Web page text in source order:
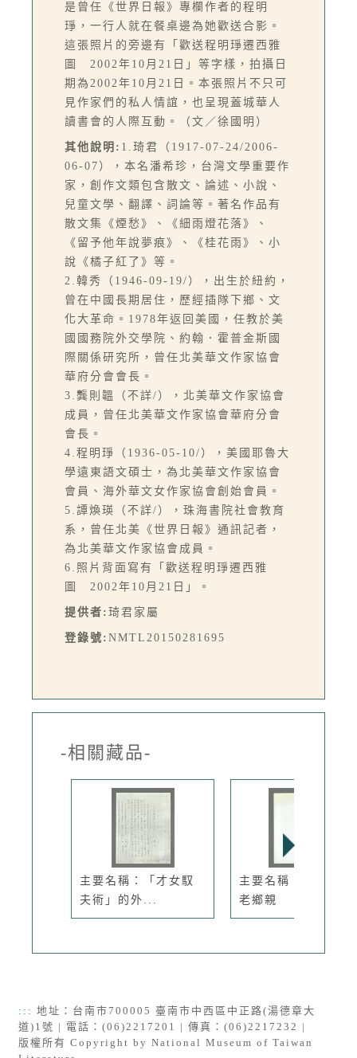
是曾任《世界日報》專欄作者的程明
琤，一行人就在餐桌邊為她歡送合影。
這張照片的旁邊有「歡送程明琤遷西雅
圖 2002年10月21日」等字樣，拍攝日
期為2002年10月21日。本張照片不只可
見作家們的私人情誼，也呈現蓋城華人
讀書會的人際互動。（文／徐國明）
其他說明: 1.琦君（1917-07-24/2006-
06-07），本名潘希珍，台灣文學重要作
家，創作文類包含散文、論述、小說、
兒童文學、翻譯、詞論等。著名作品有
散文集《煙愁》、《細雨燈花落》、
《留予他年說夢痕》、《桂花雨》、小
說《橘子紅了》等。
2.韓秀（1946-09-19/），出生於紐約，
曾在中國長期居住，歷經插隊下鄉、文
化大革命。1978年返回美國，任教於美
國國務院外交學院、約翰．霍普金斯國
際關係研究所，曾任北美華文作家協會
華府分會會長。
3.龔則韞（不詳/），北美華文作家協會
成員，曾任北美華文作家協會華府分會
會長。
4.程明琤（1936-05-10/），美國耶魯大
學遠東語文碩士，為北美華文作家協會
會員、海外華文女作家協會創始會員。
5.譚煥瑛（不詳/），珠海書院社會教育
系，曾任北美《世界日報》通訊記者，
為北美華文作家協會成員。
6.照片背面寫有「歡送程明琤遷西雅
圖 2002年10月21日」。
提供者: 琦君家屬
登錄號: NMTL20150281695
-相關藏品-
主要名稱：「才女馭
夫術」的外...
主要名稱：我們都是
老鄉親
::: 地址：台南市700005 臺南市中西區中正路(湯德章大
道)1號 | 電話：(06)2217201 | 傳真：(06)2217232 |
版權所有 Copyright by National Museum of Taiwan